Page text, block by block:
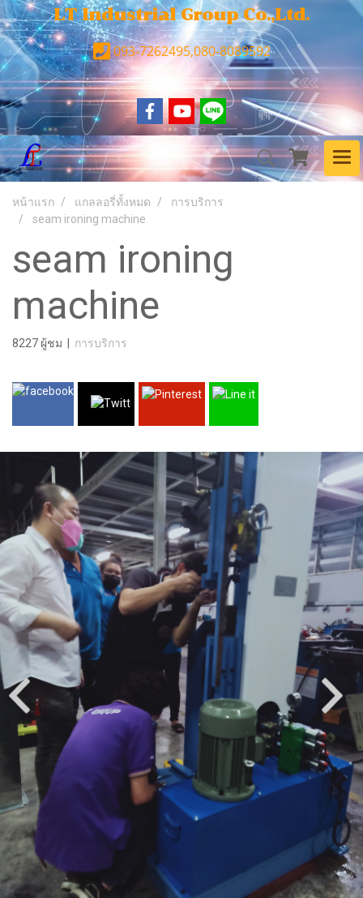
LT Industrial Group Co.,Ltd.
093-7262495,080-8089592
หน้าแรก แกลลอรี่ทั้งหมด
การบริการ
seam ironing machine
seam ironing
machine
8227 ผู้ชม การบริการ